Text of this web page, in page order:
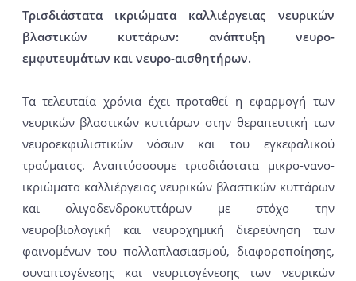
Τρισδιάστατα ικριώματα καλλιέργειας νευρικών
βλαστικών κυττάρων: ανάπτυξη νευρο-
εμφυτευμάτων και νευρο-αισθητήρων.
Τα τελευταία χρόνια έχει προταθεί η εφαρμογή των
νευρικών βλαστικών κυττάρων στην θεραπευτική των
νευροεκφυλιστικών νόσων και του εγκεφαλικού
τραύματος. Αναπτύσσουμε τρισδιάστατα μικρο-νανο-
ικριώματα καλλιέργειας νευρικών βλαστικών κυττάρων
και ολιγοδενδροκυττάρων με στόχο την
νευροβιολογική και νευροχημική διερεύνηση των
φαινομένων του πολλαπλασιασμού, διαφοροποίησης,
συναπτογένεσης και νευριτογένεσης των νευρικών